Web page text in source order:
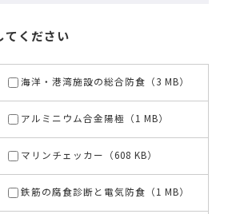
てください
海洋・港湾施設の総合防食（3 MB）
アルミニウム合金陽極（1 MB）
マリンチェッカー（608 KB）
鉄筋の腐食診断と電気防食（1 MB）